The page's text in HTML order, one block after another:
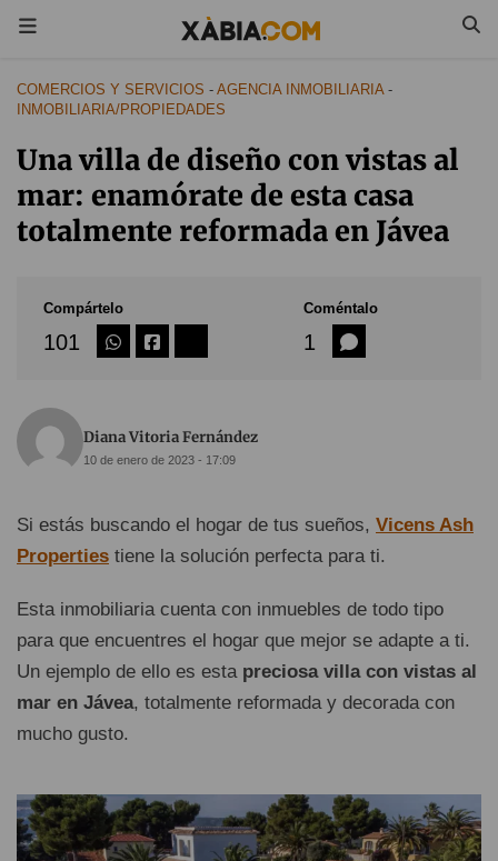
COMERCIOS Y SERVICIOS - AGENCIA INMOBILIARIA-
INMOBILIARIA/PROPIEDADES
Una villa de diseño con vistas al
mar: enamórate de esta casa
totalmente reformada en Jávea
Compártelo
101
Coméntalo
1
Diana Vitoria Fernández
10 de enero de 2023 - 17:09
Si estás buscando el hogar de tus sueños, Vicens Ash
Properties tiene la solución perfecta para ti.
Esta inmobiliaria cuenta con inmuebles de todo tipo
para que encuentres el hogar que mejor se adapte a ti.
Un ejemplo de ello es esta preciosa villa con vistas al
mar en Jávea, totalmente reformada y decorada con
mucho gusto.